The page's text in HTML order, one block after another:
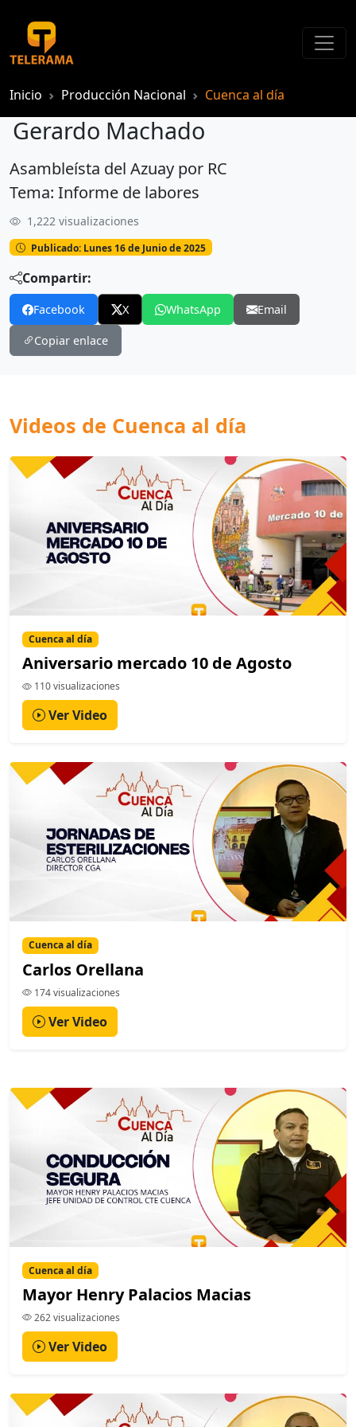
Inicio Producción Nacional Cuenca al día
Gerardo Machado
Gerardo Machado
Asambleísta del Azuay por RC
Tema: Informe de labores
1,222 visualizaciones
Publicado: Lunes 16 de Junio de 2025
Compartir:
Facebook X WhatsApp Email
Copiar enlace
Videos de Cuenca al día
Cuenca al día
Aniversario mercado 10 de Agosto
110 visualizaciones
Ver Video
Cuenca al día
Carlos Orellana
174 visualizaciones
Ver Video
Cuenca al día
Mayor Henry Palacios Macias
262 visualizaciones
Ver Video